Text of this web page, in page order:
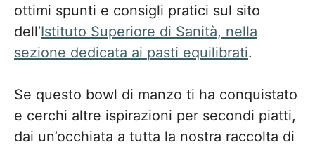
ottimi spunti e consigli pratici sul sito
dell’Istituto Superiore di Sanità, nella
sezione dedicata ai pasti equilibrati.
Se questo bowl di manzo ti ha conquistato
e cerchi altre ispirazioni per secondi piatti,
dai un’occhiata a tutta la nostra raccolta di